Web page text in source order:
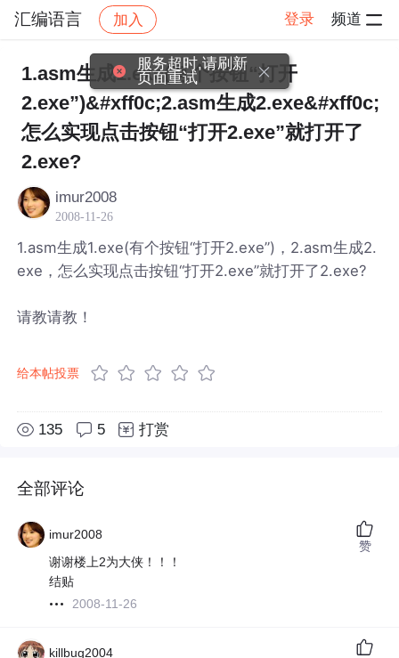
汇编语言 加入 登录 频道
社区 汇编语言 帖子详情
1.asm生成1.exe(有个按钮“打开
2.exe”)&#xff0c;2.asm生成2.exe&#xff0c;
怎么实现点击按钮“打开2.exe”就打开了
2.exe?
imur2008
2008-11-26
1.asm生成1.exe(有个按钮“打开2.exe”)，2.asm生成2.
exe，怎么实现点击按钮“打开2.exe”就打开了2.exe?
请教请教！
给本帖投票
135 5 打赏
全部评论
imur2008
谢谢楼上2为大侠！！！
结贴
2008-11-26
赞
killbug2004
服务超时,请刷新
页面重试